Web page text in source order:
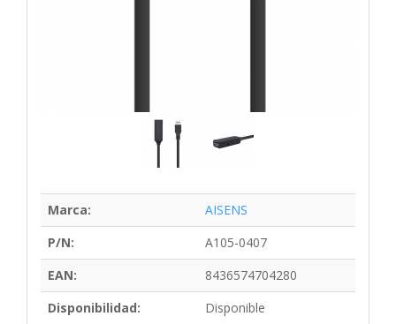
Marca:
AISENS
P/N:
A105-0407
EAN:
8436574704280
Disponibilidad:
Disponible